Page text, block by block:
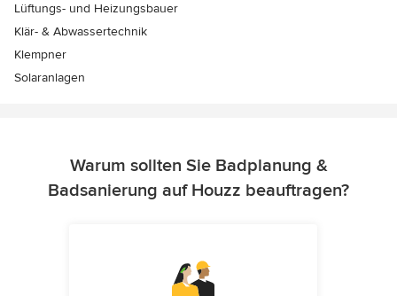
Lüftungs- und Heizungsbauer
Klär- & Abwassertechnik
Klempner
Solaranlagen
Warum sollten Sie Badplanung &
Badsanierung auf Houzz beauftragen?